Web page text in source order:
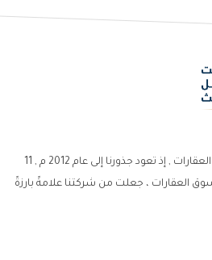
شركة ذات خبرة كبيرة في سوق العقارات , إذ تعود جذورنا إلى عام 2012 م , 11
العقارات ، جعلت من شركتنا علامةً بارزةً